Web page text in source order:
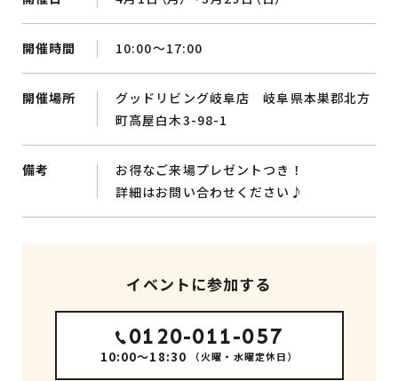
開催時間 10:00～17:00
開催場所
グッドリビング岐阜店 岐阜県本巣郡北方
町高屋白木3-98-1
備考
お得なご来場プレゼントつき！
詳細はお問い合わせください♪
イベントに参加する
0120-011-057
10:00～18:30 （火曜・水曜定休日）